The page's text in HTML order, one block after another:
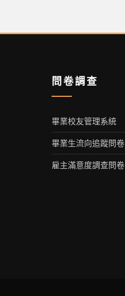
問卷調查
畢業校友管理系統
畢業生流向追蹤問卷
雇主滿意度調查問卷